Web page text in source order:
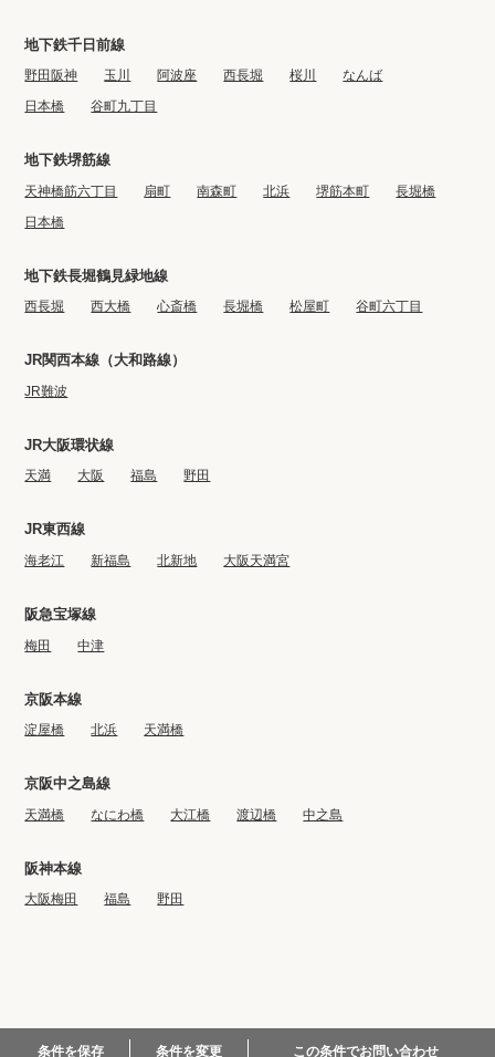
条件を保存 条件を変更 この条件でお問い合わせ
地下鉄千日前線
野田阪神 玉川 阿波座 西長堀 桜川
なんば
日本橋
谷町九丁目
地下鉄堺筋線
天神橋筋六丁目 扇町 南森町 北浜 堺筋本町
長堀橋
日本橋
地下鉄長堀鶴見緑地線
西長堀 西大橋 心斎橋 長堀橋 松屋町 谷町六丁目
JR関西本線（大和路線）
JR難波
JR大阪環状線
天満 大阪 福島 野田
JR東西線
海老江 新福島 北新地 大阪天満宮
阪急宝塚線
梅田 中津
京阪本線
淀屋橋 北浜 天満橋
京阪中之島線
天満橋 なにわ橋 大江橋 渡辺橋 中之島
阪神本線
大阪梅田 福島 野田
© 2022-2023 BIG CO., LTD.